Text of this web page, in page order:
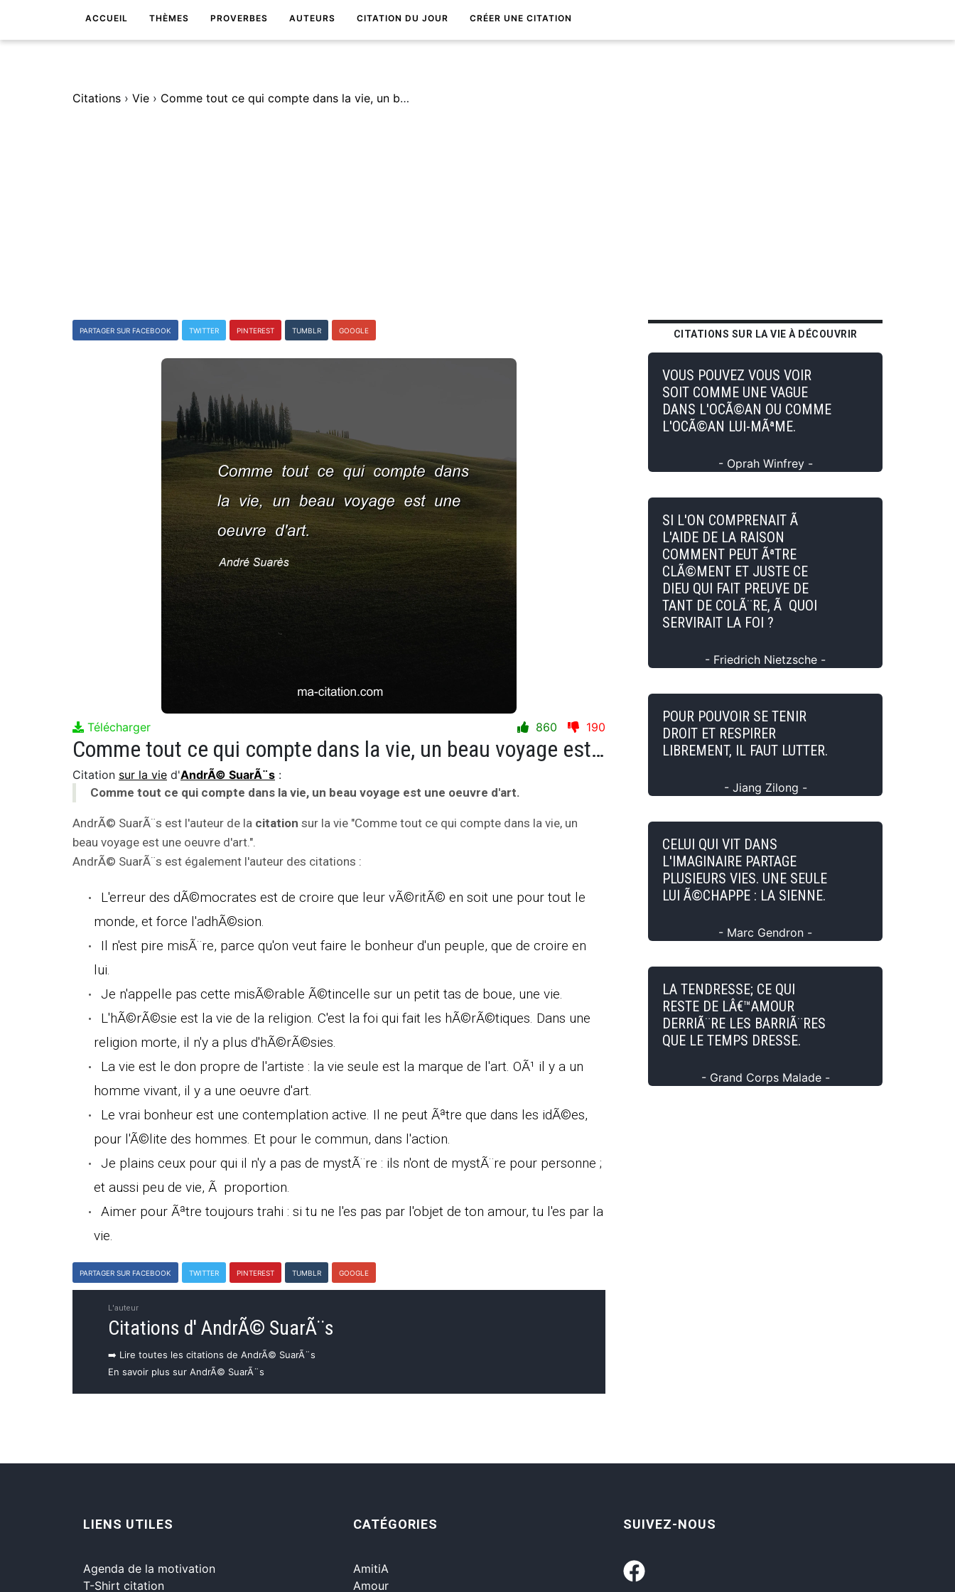
ACCUEIL THÈMES PROVERBES AUTEURS CITATION DU JOUR CRÉER UNE CITATION
Citations › Vie › Comme tout ce qui compte dans la vie, un beau voyage est une oeuvre d'art.
PARTAGER SUR FACEBOOK TWITTER PINTEREST TUMBLR GOOGLE
Télécharger 860 190
Comme tout ce qui compte dans la vie, un beau voyage est une oeuvre d'art.
Citation sur la vie d'AndrÃ© SuarÃ¨s :
Comme tout ce qui compte dans la vie, un beau voyage est une oeuvre d'art.
AndrÃ© SuarÃ¨s est l'auteur de la citation sur la vie "Comme tout ce qui compte dans la vie, un
beau voyage est une oeuvre d'art.".
AndrÃ© SuarÃ¨s est également l'auteur des citations :
L'erreur des dÃ©mocrates est de croire que leur vÃ©ritÃ© en soit une pour tout le
monde, et force l'adhÃ©sion.
Il n'est pire misÃ¨re, parce qu'on veut faire le bonheur d'un peuple, que de croire en
lui.
Je n'appelle pas cette misÃ©rable Ã©tincelle sur un petit tas de boue, une vie.
L'hÃ©rÃ©sie est la vie de la religion. C'est la foi qui fait les hÃ©rÃ©tiques. Dans une
religion morte, il n'y a plus d'hÃ©rÃ©sies.
La vie est le don propre de l'artiste : la vie seule est la marque de l'art. OÃ¹ il y a un
homme vivant, il y a une oeuvre d'art.
Le vrai bonheur est une contemplation active. Il ne peut Ãªtre que dans les idÃ©es,
pour l'Ã©lite des hommes. Et pour le commun, dans l'action.
Je plains ceux pour qui il n'y a pas de mystÃ¨re : ils n'ont de mystÃ¨re pour personne ;
et aussi peu de vie, Ã proportion.
Aimer pour Ãªtre toujours trahi : si tu ne l'es pas par l'objet de ton amour, tu l'es par la
vie.
PARTAGER SUR FACEBOOK TWITTER PINTEREST TUMBLR GOOGLE
L'auteur
Citations d' AndrÃ© SuarÃ¨s
➡️ Lire toutes les citations de AndrÃ© SuarÃ¨s
En savoir plus sur AndrÃ© SuarÃ¨s
CITATIONS SUR LA VIE À DÉCOUVRIR
VOUS POUVEZ VOUS VOIR
SOIT COMME UNE VAGUE
DANS L'OCÃ©AN OU COMME
L'OCÃ©AN LUI-MÃªME.
- Oprah Winfrey -
SI L'ON COMPRENAIT Ã
L'AIDE DE LA RAISON
COMMENT PEUT ÃªTRE
CLÃ©MENT ET JUSTE CE
DIEU QUI FAIT PREUVE DE
TANT DE COLÃ¨RE, Ã QUOI
SERVIRAIT LA FOI ?
- Friedrich Nietzsche -
POUR POUVOIR SE TENIR
DROIT ET RESPIRER
LIBREMENT, IL FAUT LUTTER.
- Jiang Zilong -
CELUI QUI VIT DANS
L'IMAGINAIRE PARTAGE
PLUSIEURS VIES. UNE SEULE
LUI Ã©CHAPPE : LA SIENNE.
- Marc Gendron -
LA TENDRESSE; CE QUI
RESTE DE LÂ€™AMOUR
DERRIÃ¨RE LES BARRIÃ¨RES
QUE LE TEMPS DRESSE.
- Grand Corps Malade -
LIENS UTILES
Agenda de la motivation
T-Shirt citation
CATÉGORIES
AmitiA
Amour
SUIVEZ-NOUS